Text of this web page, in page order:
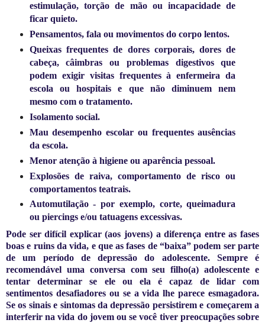
estimulação, torção de mão ou incapacidade de
ficar quieto.
Pensamentos, fala ou movimentos do corpo lentos.
Queixas frequentes de dores corporais, dores de
cabeça, câimbras ou problemas digestivos que
podem exigir visitas frequentes à enfermeira da
escola ou hospitais e que não diminuem nem
mesmo com o tratamento.
Isolamento social.
Mau desempenho escolar ou frequentes ausências
da escola.
Menor atenção à higiene ou aparência pessoal.
Explosões de raiva, comportamento de risco ou
comportamentos teatrais.
Automutilação - por exemplo, corte, queimadura
ou piercings e/ou tatuagens excessivas.
Pode ser difícil explicar (aos jovens) a diferença entre as fases
boas e ruins da vida, e que as fases de “baixa” podem ser parte
de um período de depressão do adolescente. Sempre é
recomendável uma conversa com seu filho(a) adolescente e
tentar determinar se ele ou ela é capaz de lidar com
sentimentos desafiadores ou se a vida lhe parece esmagadora.
Se os sinais e sintomas da depressão persistirem e começarem a
interferir na vida do jovem ou se você tiver preocupações sobre